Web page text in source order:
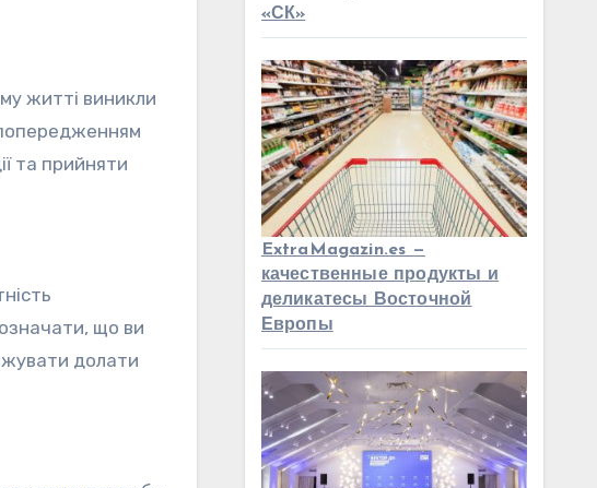
житті виникли
та прийняти
що ви
долати
«СК»
ExtraMagazin.es —
качественные продукты и
деликатесы Восточной
Европы